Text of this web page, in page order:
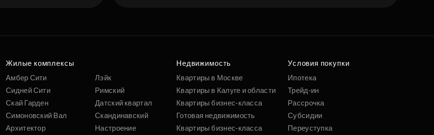
Жилые комплексы
Амбер Сити
Сидней Сити
Скай Гарден
Симоновский Вал
Архитектор
Лэйк
Римский
Датский квартал
Скандинавский
Настроение
Недвижимость
Квартиры в Москве
Квартиры в Калуге и области
Квартиры бизнес-класса
Готовая недвижимость
Квартиры бизнес-класса
Условия покупки
Ипотека
Трейд-ин
Рассрочка
Субсидии
Переуступка